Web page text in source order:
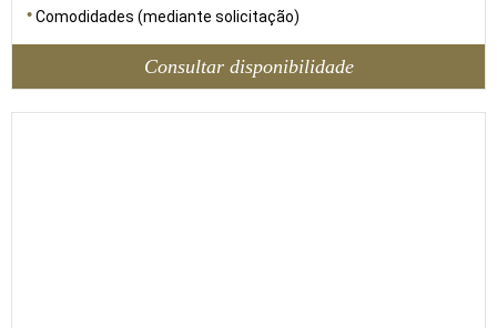
Comodidades (mediante solicitação)
Consultar disponibilidade